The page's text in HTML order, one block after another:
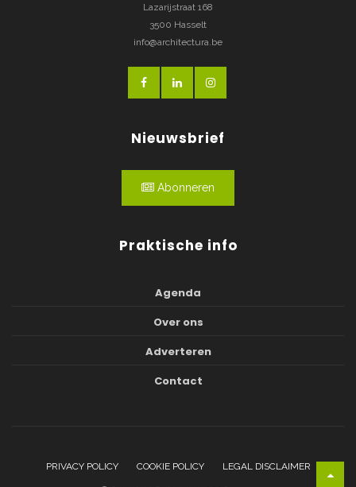
Lazarijstraat 168
3500 Hasselt
info@architectura.be
Nieuwsbrief
Abonneren
Praktische info
Agenda
Over ons
Adverteren
Contact
PRIVACY POLICY COOKIE POLICY LEGAL DISCLAIMER